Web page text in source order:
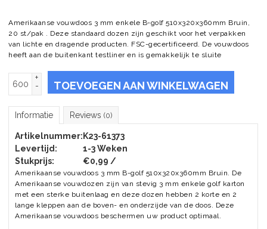
Amerikaanse vouwdoos 3 mm enkele B-golf 510x320x360mm Bruin,
20 st/pak . Deze standaard dozen zijn geschikt voor het verpakken
van lichte en dragende producten. FSC-gecertificeerd. De vouwdoos
heeft aan de buitenkant testliner en is gemakkelijk te sluite
+
-
TOEVOEGEN AAN WINKELWAGEN
Informatie Reviews (0)
Artikelnummer: K23-61373
Levertijd:
1-3 Weken
Stukprijs:
€0,99 /
Amerikaanse vouwdoos 3 mm B-golf 510x320x360mm Bruin. De
Amerikaanse vouwdozen zijn van stevig 3 mm enkele golf karton
met een sterke buitenlaag en deze dozen hebben 2 korte en 2
lange kleppen aan de boven- en onderzijde van de doos. Deze
Amerikaanse vouwdoos beschermen uw product optimaal.